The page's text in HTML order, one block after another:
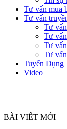
Tư vấn mua
Tư vấn
Tư
Tư
Tư
Tư
Tuyển Dụng
Video
BÀI VIẾT MỚI